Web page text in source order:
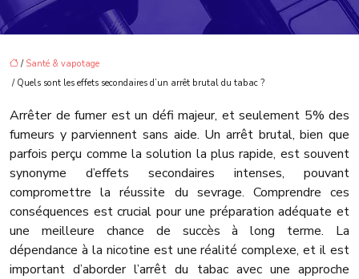
/ Santé & vapotage
/ Quels sont les effets secondaires d’un arrêt brutal du tabac ?
Arrêter de fumer est un défi majeur, et seulement 5% des
fumeurs y parviennent sans aide. Un arrêt brutal, bien que
parfois perçu comme la solution la plus rapide, est souvent
synonyme d’effets secondaires intenses, pouvant
compromettre la réussite du sevrage. Comprendre ces
conséquences est crucial pour une préparation adéquate et
une meilleure chance de succès à long terme. La
dépendance à la nicotine est une réalité complexe, et il est
important d’aborder l’arrêt du tabac avec une approche